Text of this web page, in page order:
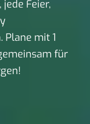
Feier,
Plane mit 1
für